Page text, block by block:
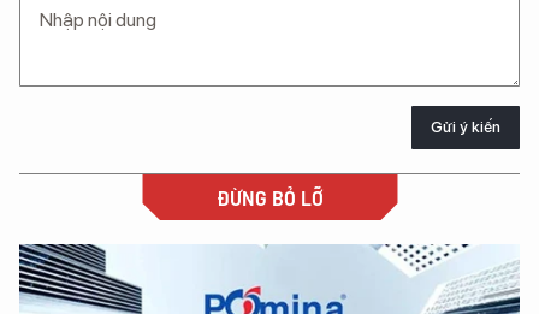
Gửi ý kiến
ĐỪNG BỎ LỠ